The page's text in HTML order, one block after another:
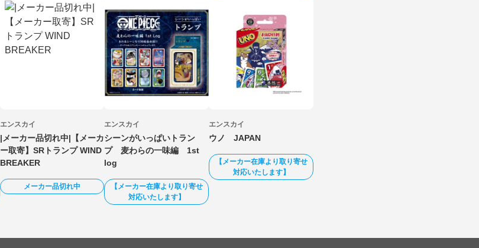
エンスカイ
|メーカー品切れ中|【メーカ
ー取寄】SRトランプ WIND
BREAKER
メーカー品切れ中
エンスカイ
シーンがいっぱいトラン
プ 麦わらの一味編 1st
log
【メーカー在庫より取り寄せ
対応いたします】
エンスカイ
ウノ JAPAN
【メーカー在庫より取り寄せ
対応いたします】